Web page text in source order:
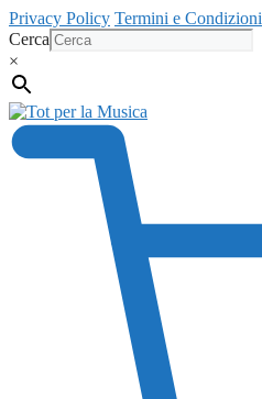
Vai
al
contenuto
Privacy Policy Termini e Condizioni
Cerca
×